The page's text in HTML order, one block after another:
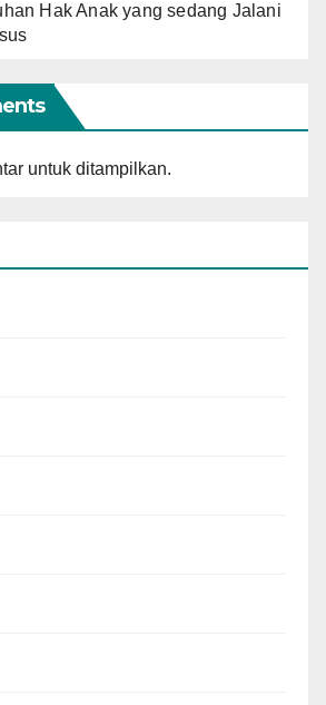
Hak Anak yang sedang Jalani
untuk ditampilkan.